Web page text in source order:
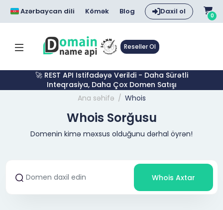
Azərbaycan dili Kömək Blog Daxil ol 0
Reseller Ol
🚀 REST API Istifadəyə Verildi - Daha Sürətli
Inteqrasiya, Daha Çox Domen Satışı
Ana səhifə
Whois
Whois Sorğusu
Domenin kimə məxsus olduğunu dərhal öyrən!
Whois Axtar